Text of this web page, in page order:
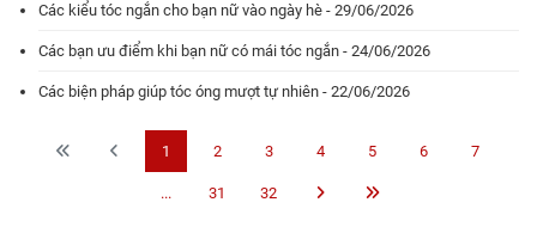
Các kiểu tóc ngắn cho bạn nữ vào ngày hè - 29/06/2026
Các bạn ưu điểm khi bạn nữ có mái tóc ngắn - 24/06/2026
Các biện pháp giúp tóc óng mượt tự nhiên - 22/06/2026
1 2 3 4 5 6 7
... 31 32